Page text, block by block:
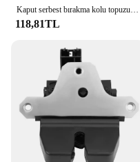
Kaput serbest bırakma kolu topuzu kaput mandalı çekme kolu 2012-2015 Ford Focus/c-max için kolu
118,81TL